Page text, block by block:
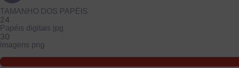
TAMANHO DOS PAPÉIS
24
Papéis digitais jpg
30
imagens png
de